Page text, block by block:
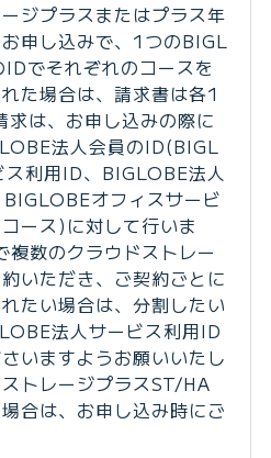
ジプラスまたはプラス年
申し込みで、1つのBIGL
でそれぞれのコースを
た場合は、請求書は各1
求は、お申し込みの際に
法人会員のID(BIGL
利用ID、BIGLOBE法人
オフィスサービ
ース)に対して行いま
複数のクラウドストレー
いただき、ご契約ごとに
たい場合は、分割したい
法人サービス利用ID
いますようお願いいたし
トレージプラスST/HA
合は、お申し込み時にご